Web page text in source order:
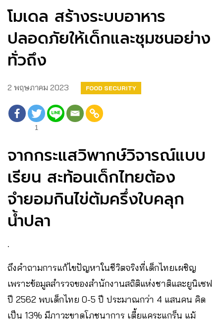
โมเดล สร้างระบบอาหาร
ปลอดภัยให้เด็กและชุมชนอย่าง
ทั่วถึง
2 พฤษภาคม 2023 FOOD SECURITY
1
จากกระแสวิพากษ์วิจารณ์แบบ
เรียน สะท้อนเด็กไทยต้อง
จำยอมกินไข่ต้มครึ่งใบคลุก
น้ำปลา
.
ถึงคำถามการแก้ไขปัญหาในชีวิตจริงที่เด็กไทยเผชิญ
เพราะข้อมูลสำรวจของสำนักงานสถิติแห่งชาติและยูนิเซฟ
ปี 2562 พบเด็กไทย 0-5 ปี ประมาณกว่า 4 แสนคน คิด
เป็น 13% มีภาวะขาดโภชนาการ เตี้ยแคระแกร็น แม้